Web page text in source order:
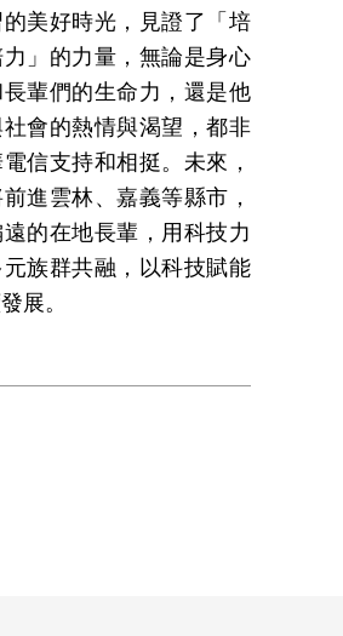
美好時光，見證了「培
」的力量，無論是身心
輩們的生命力，還是他
會的熱情與渴望，都非
信支持和相挺。未來，
進雲林、嘉義等縣市，
的在地長輩，用科技力
族群共融， 以科技賦能
展。